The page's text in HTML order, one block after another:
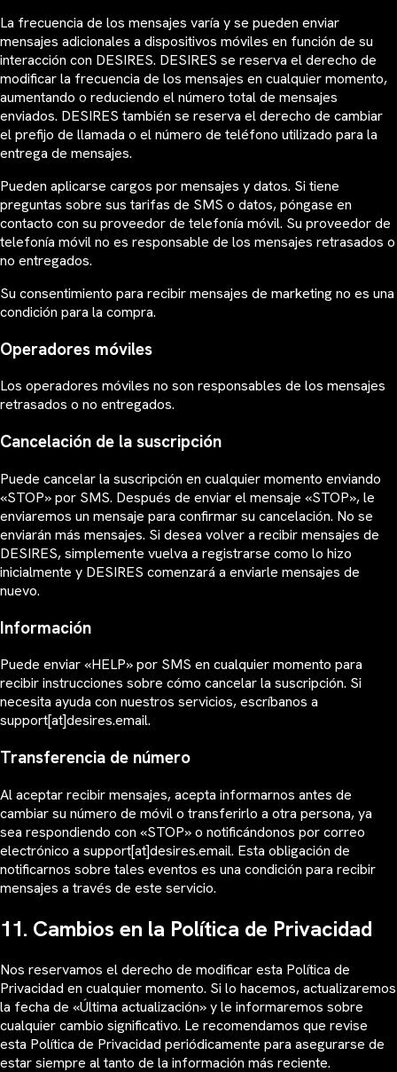
La frecuencia de los mensajes varía y se pueden enviar
mensajes adicionales a dispositivos móviles en función de su
interacción con DESIRES. DESIRES se reserva el derecho de
modificar la frecuencia de los mensajes en cualquier momento,
aumentando o reduciendo el número total de mensajes
enviados. DESIRES también se reserva el derecho de cambiar
el prefijo de llamada o el número de teléfono utilizado para la
entrega de mensajes.
Pueden aplicarse cargos por mensajes y datos. Si tiene
preguntas sobre sus tarifas de SMS o datos, póngase en
contacto con su proveedor de telefonía móvil. Su proveedor de
telefonía móvil no es responsable de los mensajes retrasados o
no entregados.
Su consentimiento para recibir mensajes de marketing no es una
condición para la compra.
Operadores móviles
Los operadores móviles no son responsables de los mensajes
retrasados o no entregados.
Cancelación de la suscripción
Puede cancelar la suscripción en cualquier momento enviando
«STOP» por SMS. Después de enviar el mensaje «STOP», le
enviaremos un mensaje para confirmar su cancelación. No se
enviarán más mensajes. Si desea volver a recibir mensajes de
DESIRES, simplemente vuelva a registrarse como lo hizo
inicialmente y DESIRES comenzará a enviarle mensajes de
nuevo.
Información
Puede enviar «HELP» por SMS en cualquier momento para
recibir instrucciones sobre cómo cancelar la suscripción. Si
necesita ayuda con nuestros servicios, escríbanos a
support[at]desires.email.
Transferencia de número
Al aceptar recibir mensajes, acepta informarnos antes de
cambiar su número de móvil o transferirlo a otra persona, ya
sea respondiendo con «STOP» o notificándonos por correo
electrónico a support[at]desires.email. Esta obligación de
notificarnos sobre tales eventos es una condición para recibir
mensajes a través de este servicio.
11. Cambios en la Política de Privacidad
Nos reservamos el derecho de modificar esta Política de
Privacidad en cualquier momento. Si lo hacemos, actualizaremos
la fecha de «Última actualización» y le informaremos sobre
cualquier cambio significativo. Le recomendamos que revise
esta Política de Privacidad periódicamente para asegurarse de
estar siempre al tanto de la información más reciente.